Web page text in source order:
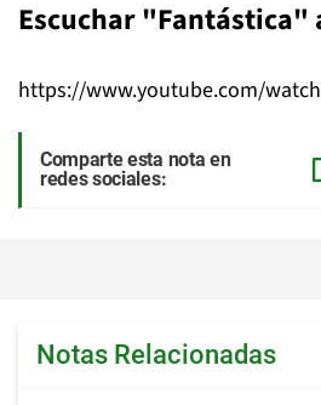
Escuchar "Fantástica"
https://www.youtube.com/
Comparte esta nota en
redes sociales:
Notas Relacionadas